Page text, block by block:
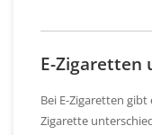
E-Zigaretten
Bei E-Zigaretten
Zigarette